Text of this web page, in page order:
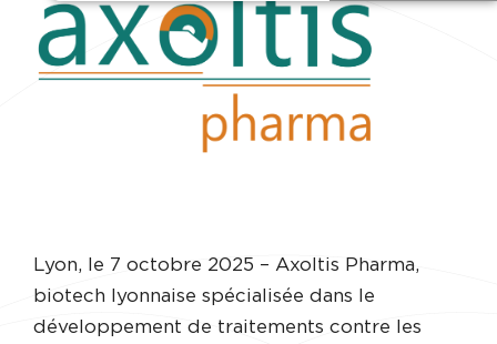
Lyon, le 7 octobre 2025 – Axoltis Pharma,
biotech lyonnaise spécialisée dans le
développement de traitements contre les